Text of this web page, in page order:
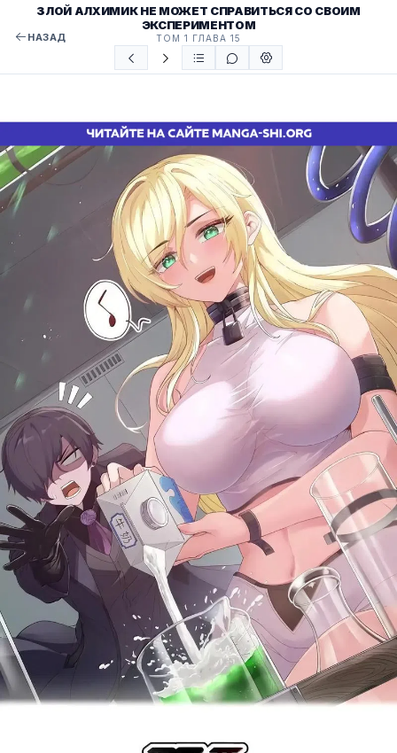
НАЗАД
ЗЛОЙ АЛХИМИК НЕ МОЖЕТ СПРАВИТЬСЯ СО СВОИМ
ЭКСПЕРИМЕНТОМ
ТОМ 1 ГЛАВА 15